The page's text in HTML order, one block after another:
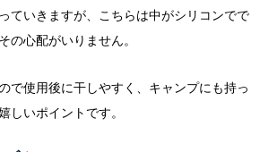
ていきますが、こちらは中がシリコンでで
の心配がいりません。
で使用後に干しやすく、キャンプにも持っ
しいポイントです。